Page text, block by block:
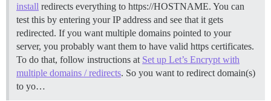
install redirects everything to https://HOSTNAME. You can
test this by entering your IP address and see that it gets
redirected. If you want multiple domains pointed to your
server, you probably want them to have valid https certificates.
To do that, follow instructions at Set up Let’s Encrypt with
multiple domains / redirects. So you want to redirect domain(s)
to yo…